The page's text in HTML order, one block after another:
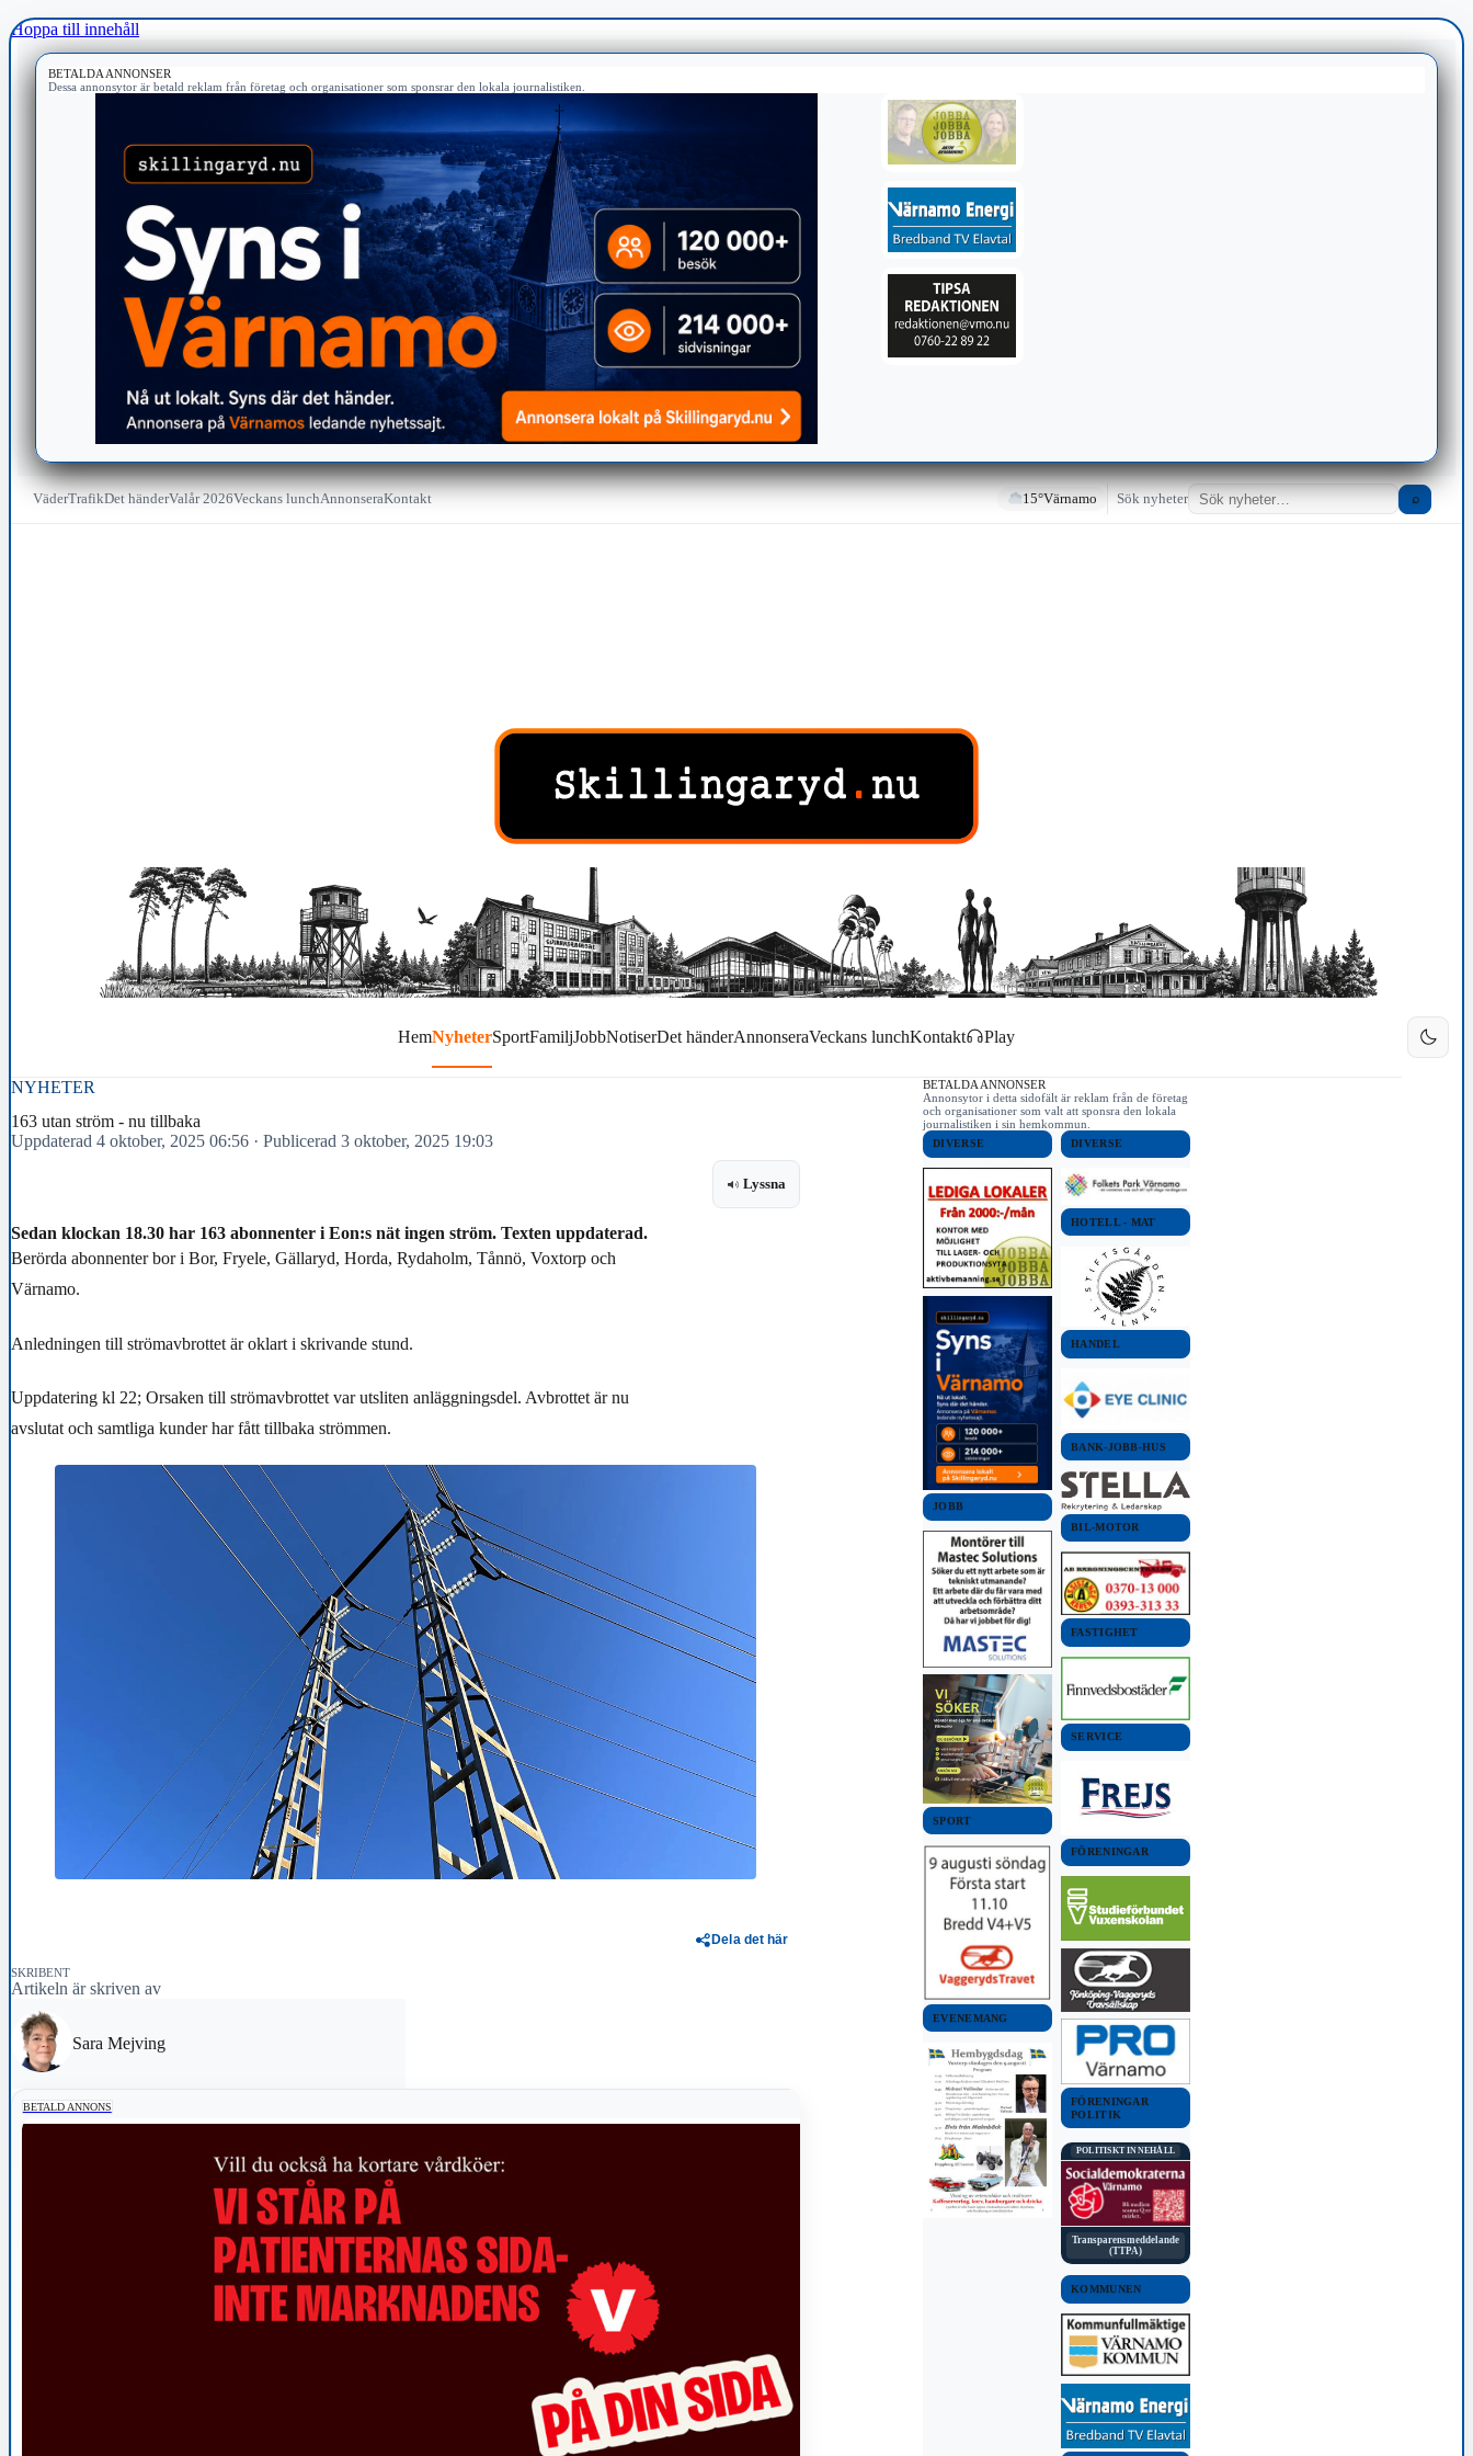
Hoppa till innehåll
BETALDA ANNONSER
Dessa annonsytor är betald reklam från företag och organisationer som sponsrar den lokala journalistiken.
VäderTrafikDet händerValår 2026Veckans lunchAnnonseraKontakt 15°Värnamo Sök nyheter ⌕
HemNyheterSportFamiljJobbNotiserDet händerAnnonseraVeckans lunchKontakt Play
NYHETER
163 utan ström - nu tillbaka
Uppdaterad 4 oktober, 2025 06:56 · Publicerad 3 oktober, 2025 19:03
Lyssna
Sedan klockan 18.30 har 163 abonnenter i Eon:s nät ingen ström. Texten uppdaterad.
Berörda abonnenter bor i Bor, Fryele, Gällaryd, Horda, Rydaholm, Tånnö, Voxtorp och
Värnamo.
Anledningen till strömavbrottet är oklart i skrivande stund.
Uppdatering kl 22; Orsaken till strömavbrottet var utsliten anläggningsdel. Avbrottet är nu
avslutat och samtliga kunder har fått tillbaka strömmen.
Dela det här
SKRIBENT
Artikeln är skriven av
Sara Mejving
BETALD ANNONS
BETALDA ANNONSER
Annonsytor i detta sidofält är reklam från de företag
och organisationer som valt att sponsra den lokala
journalistiken i sin hemkommun.
DIVERSE
JOBB
SPORT
EVENEMANG
DIVERSE
HOTELL - MAT
HANDEL
BANK-JOBB-HUS
BIL-MOTOR
FASTIGHET
SERVICE
FÖRENINGAR
FÖRENINGAR
POLITIK
POLITISKT INNEHÅLL
Transparensmeddelande
(TTPA)
KOMMUNEN